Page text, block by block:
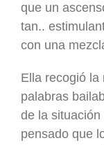
que un
tan..
con una
Ella recogió la
palabras
de la
pensado que